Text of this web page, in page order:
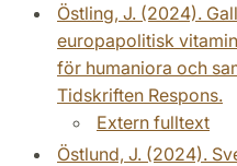
Östling, J. (2024).
europapolitisk
för humaniora och
Tidskriften Respons.
Extern fulltext
Östlund, J. (2024).